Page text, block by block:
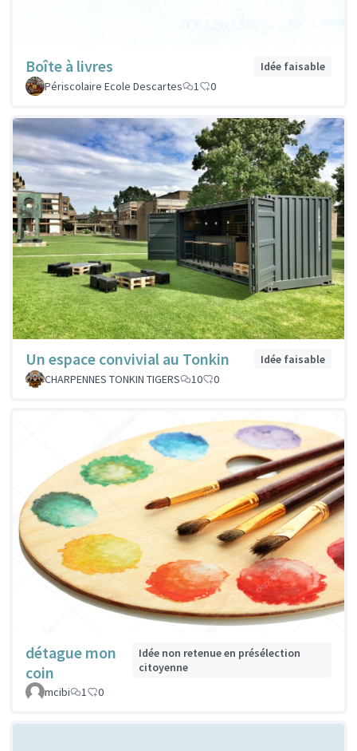
Boîte à livres
Idée faisable
Périscolaire Ecole Descartes
1 0
Un espace convivial au Tonkin
Idée faisable
CHARPENNES TONKIN TIGERS
10 0
détague mon
coin
Idée non retenue en présélection
citoyenne
mcibi
1 0